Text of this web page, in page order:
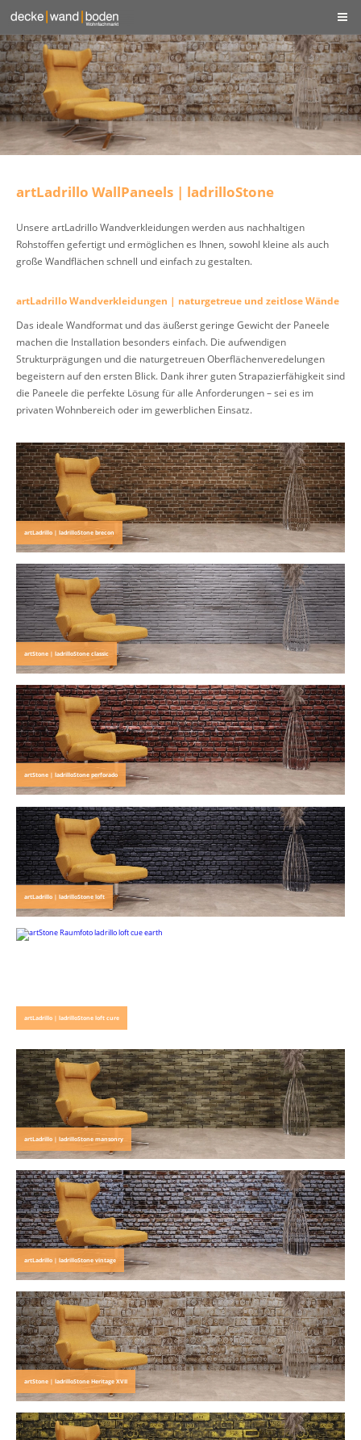
artLadrillo WallPaneels | ladrilloStone
Unsere artLadrillo Wandverkleidungen werden aus nachhaltigen
Rohstoffen gefertigt und ermöglichen es Ihnen, sowohl kleine als auch
große Wandflächen schnell und einfach zu gestalten.
artLadrillo Wandverkleidungen | naturgetreue und zeitlose Wände
Das ideale Wandformat und das äußerst geringe Gewicht der Paneele
machen die Installation besonders einfach. Die aufwendigen
Strukturprägungen und die naturgetreuen Oberflächenveredelungen
begeistern auf den ersten Blick. Dank ihrer guten Strapazierfähigkeit sind
die Paneele die perfekte Lösung für alle Anforderungen – sei es im
privaten Wohnbereich oder im gewerblichen Einsatz.
artLadrillo | ladrilloStone brecon
artStone | ladrilloStone classic
artStone | ladrilloStone perforado
artLadrillo | ladrilloStone loft
artLadrillo | ladrilloStone loft cure
artLadrillo | ladrilloStone mansonry
artLadrillo | ladrilloStone vintage
artStone | ladrilloStone Heritage XVII